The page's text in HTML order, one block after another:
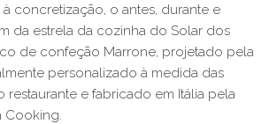
à concretização, o antes, durante e
da estrela da cozinha do Solar dos
de confeção Marrone, projetado pela
personalizado à medida das
restaurante e fabricado em Itália pela
Cooking.